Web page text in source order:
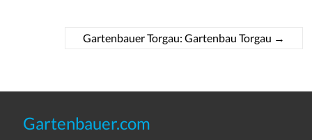
Gartenbauer Torgau: Gartenbau Torgau →
Gartenbauer.com